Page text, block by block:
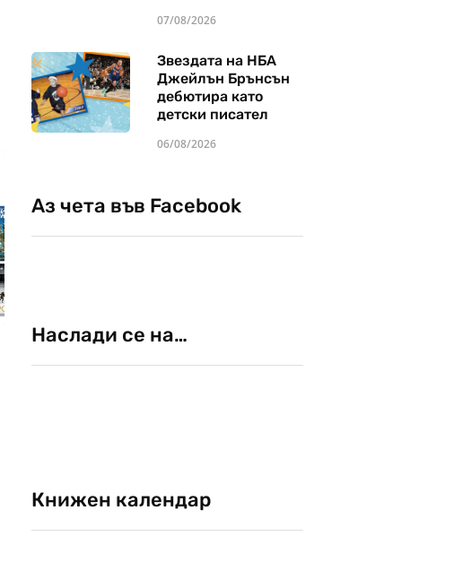
07/08/2026
Звездата на НБА
Джейлън Брънсън
дебютира като
детски писател
06/08/2026
Аз чета във Facebook
Наслади се на…
Книжен календар